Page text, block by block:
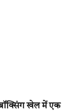
खेल में एक